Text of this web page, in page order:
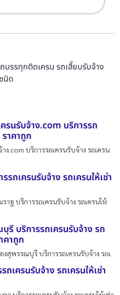
บรรทุกติดเครน รถเฮี๊ยบรับจ้าง
นิด
รนรับจ้าง.com บริการรถ
าคาถูก
ง.com บริการรถเครนรับจ้าง รถเครน
รถเครนรับจ้าง รถเครนให้เช่า
าฐ บริการรถเครนรับจ้าง รถเครนให้
รี บริการรถเครนรับจ้าง รถ
คาถูก
งสุพรรณบุรี บริการรถเครนรับจ้าง รถเ
เครนรับจ้าง รถเครนให้เช่า